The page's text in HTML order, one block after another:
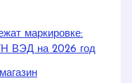
маркировке:
ВЭД на 2026 год